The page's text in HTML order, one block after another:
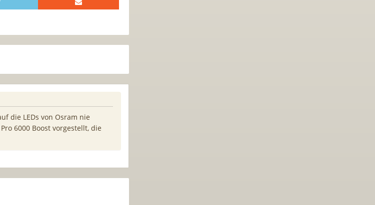
die LEDs von Osram nie
6000 Boost vorgestellt, die